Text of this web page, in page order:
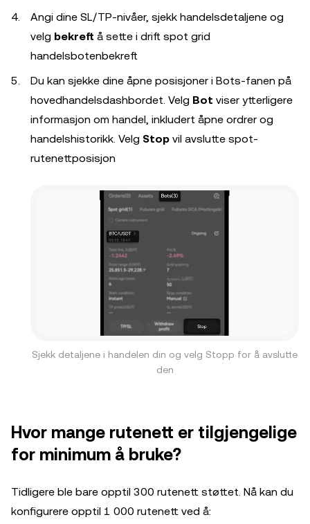
Angi dine SL/TP-nivåer, sjekk handelsdetaljene og
velg bekreft å sette i drift spot grid
handelsbotenbekreft
Du kan sjekke dine åpne posisjoner i Bots-fanen på
hovedhandelsdashbordet. Velg Bot viser ytterligere
informasjon om handel, inkludert åpne ordrer og
handelshistorikk. Velg Stop vil avslutte spot-
rutenettposisjon
Sjekk detaljene i handelen din og velg Stopp for å avslutte
den
Hvor mange rutenett er tilgjengelige
for minimum å bruke?
Tidligere ble bare opptil 300 rutenett støttet. Nå kan du
konfigurere opptil 1 000 rutenett ved å: